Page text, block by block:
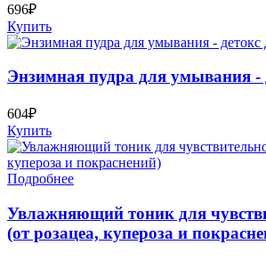
696₽
Купить
Энзимная пудра для умывания -
604₽
Купить
Подробнее
Увлажняющий тоник для
(от розацеа, купероза и